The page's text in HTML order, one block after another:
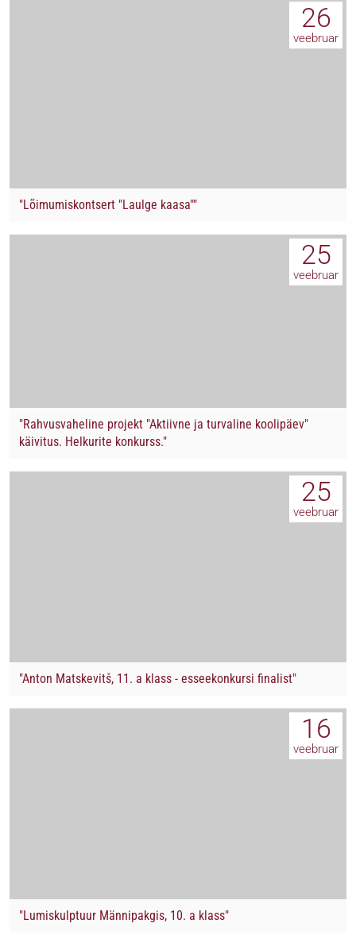
26
veebruar
"Lõimumiskontsert "Laulge kaasa""
25
veebruar
"Rahvusvaheline projekt "Aktiivne ja turvaline koolipäev"
käivitus. Helkurite konkurss."
25
veebruar
"Anton Matskevitš, 11. a klass - esseekonkursi finalist"
16
veebruar
"Lumiskulptuur Männipakgis, 10. a klass"